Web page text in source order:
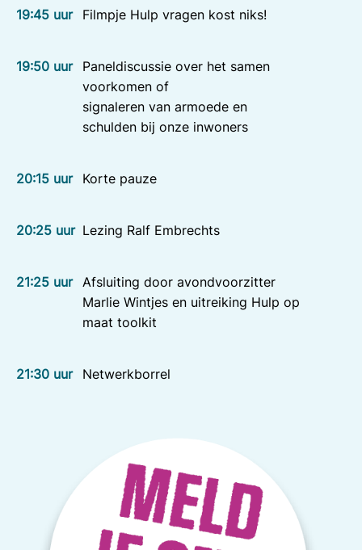
19:45 uur Filmpje Hulp vragen kost niks!
19:50 uur
Paneldiscussie over het samen
voorkomen of
signaleren van armoede en
schulden bij onze inwoners
20:15 uur Korte pauze
20:25 uur Lezing Ralf Embrechts
21:25 uur Afsluiting door avondvoorzitter
Marlie Wintjes en uitreiking Hulp op
maat toolkit
21:30 uur Netwerkborrel